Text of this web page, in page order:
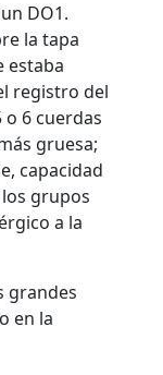
DO1.
la tapa
estaba
registro del
6 cuerdas
gruesa;
capacidad
grupos
a la
grandes
en la